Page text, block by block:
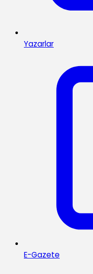
Yazarlar
E-Gazete